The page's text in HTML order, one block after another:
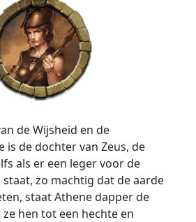
de Wijsheid en de
is de dochter van Zeus, de
als er een leger voor de
zo machtig dat de aarde
staat Athene dapper de
hen tot een hechte en